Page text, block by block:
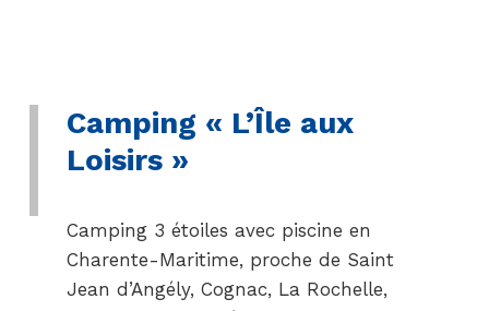
Camping « L’Île aux
Loisirs »
Camping 3 étoiles avec piscine en
Charente-Maritime, proche de Saint
Jean d’Angély, Cognac, La Rochelle,